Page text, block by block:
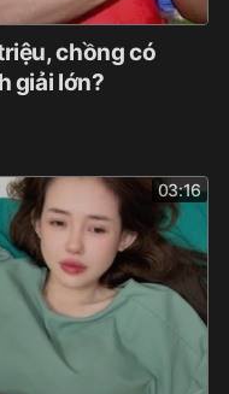
chồng có
giải lớn?
03:16